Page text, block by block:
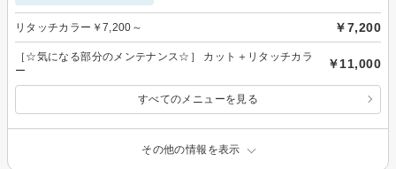
リタッチカラー￥7,200～ ￥7,200
［☆気になる部分のメンテナンス☆］ カット＋リタッチカラ
ー
￥11,000
すべてのメニューを見る
その他の情報を表示